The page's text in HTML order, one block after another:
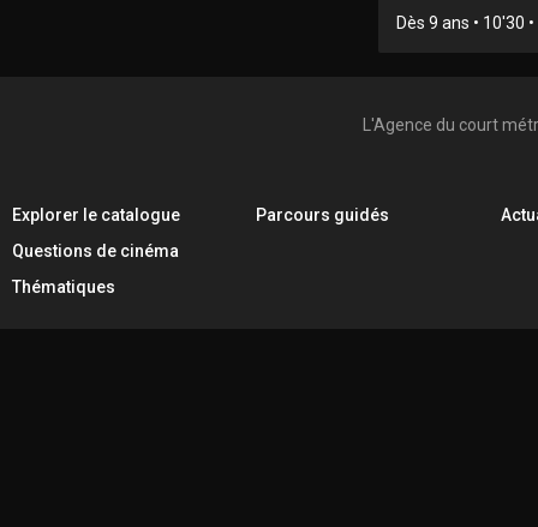
Dès 9 ans • 10'30
L'Agence du court
Explorer le catalogue
Questions de cinéma
Thématiques
Parcours guidés